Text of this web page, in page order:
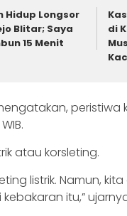
Hidup Longsor
Blitar; Saya
15 Menit
di
peristiwa
atau korsleting.
listrik. Namun,
itu,”